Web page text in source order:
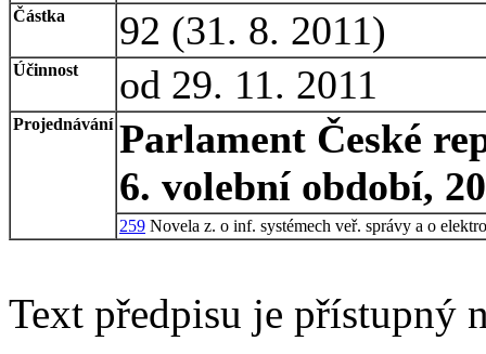
Částka 92 (31. 8. 2011)
Účinnost od 29. 11. 2011
Projednávání Parlament České
6. volební období,
259 Novela z. o inf. systémech veř. správy a o
Text předpisu je přístupný